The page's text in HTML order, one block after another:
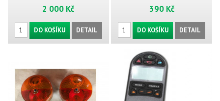
2 000 Kč
DO KOŠÍKU DETAIL
390 Kč
DO KOŠÍKU DETAIL